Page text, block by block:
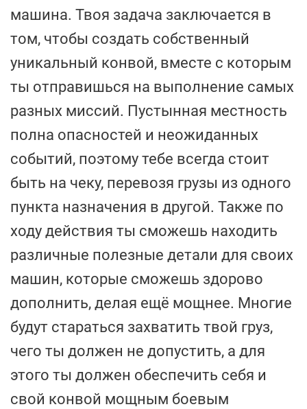
машина. Твоя задача заключается в
том, чтобы создать собственный
уникальный конвой, вместе с которым
ты отправишься на выполнение самых
разных миссий. Пустынная местность
полна опасностей и неожиданных
событий, поэтому тебе всегда стоит
быть на чеку, перевозя грузы из одного
пункта назначения в другой. Также по
ходу действия ты сможешь находить
различные полезные детали для своих
машин, которые сможешь здорово
дополнить, делая ещё мощнее. Многие
будут стараться захватить твой груз,
чего ты должен не допустить, а для
этого ты должен обеспечить себя и
свой конвой мощным боевым